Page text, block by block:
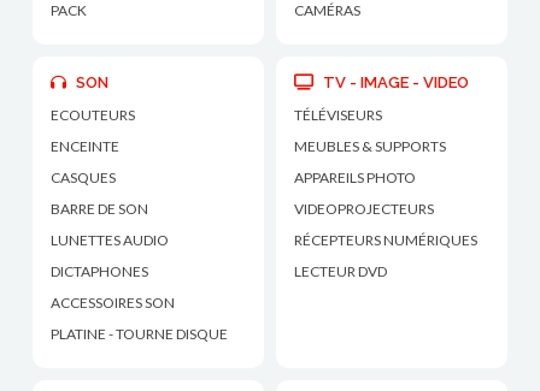
PACK
CAMÉRAS
SON
ECOUTEURS
ENCEINTE
CASQUES
BARRE DE SON
LUNETTES AUDIO
DICTAPHONES
ACCESSOIRES SON
PLATINE - TOURNE DISQUE
TV - IMAGE - VIDEO
TÉLÉVISEURS
MEUBLES & SUPPORTS
APPAREILS PHOTO
VIDEOPROJECTEURS
RÉCEPTEURS NUMÉRIQUES
LECTEUR DVD